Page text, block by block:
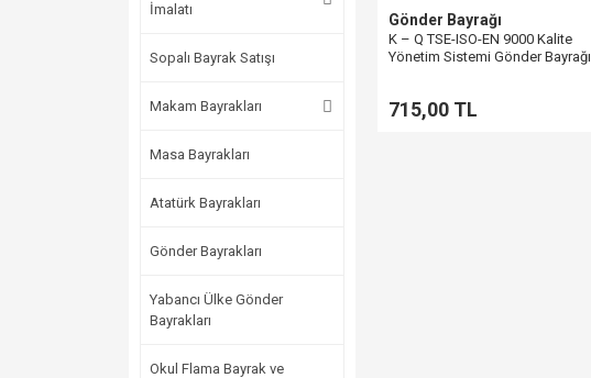
İmalatı
Sopalı Bayrak Satışı
Makam Bayrakları
Masa Bayrakları
Atatürk Bayrakları
Gönder Bayrakları
Yabancı Ülke Gönder
Bayrakları
Okul Flama Bayrak ve
Gönder Bayrağı
K – Q TSE-ISO-EN 9000 Kalite
Yönetim Sistemi Gönder Bayrağı
715,00 TL